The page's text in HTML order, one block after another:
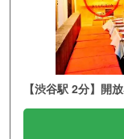
【渋谷駅 2分】開